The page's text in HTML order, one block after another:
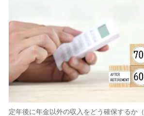
定年後に年金以外の収入をどう確保するか